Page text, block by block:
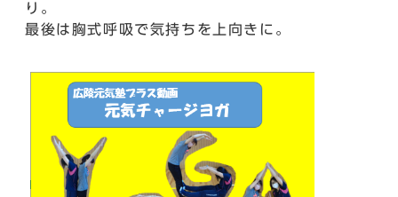
り。
最後は胸式呼吸で気持ちを上向きに。